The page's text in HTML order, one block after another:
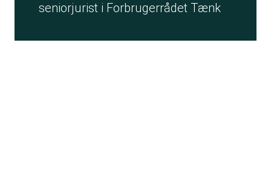
seniorjurist i Forbrugerrådet Tænk